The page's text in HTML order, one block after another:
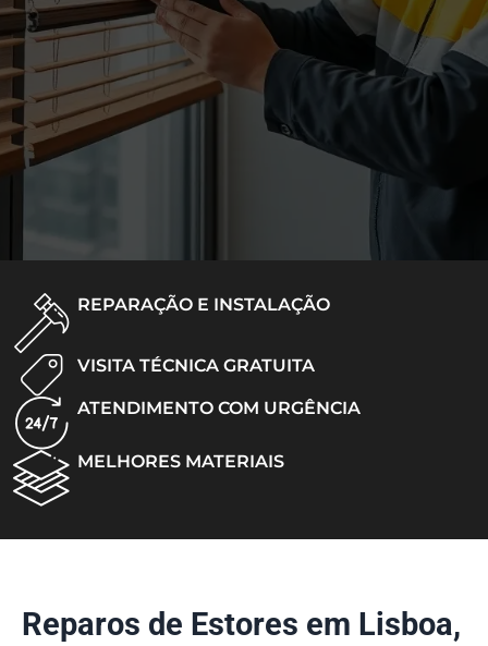
REPARAÇÃO E INSTALAÇÃO
VISITA TÉCNICA GRATUITA
ATENDIMENTO COM URGÊNCIA
MELHORES MATERIAIS
Reparos de Estores em Lisboa,